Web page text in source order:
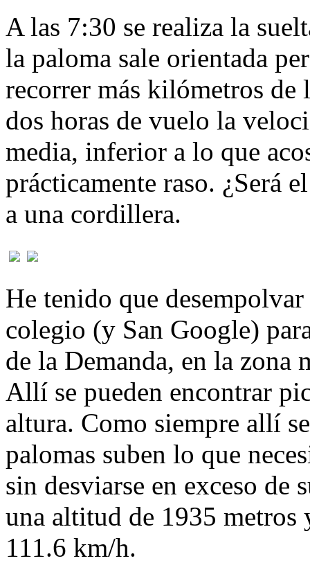
A las 7:30 se realiza la
la paloma sale orientada
recorrer más kilómetros de
dos horas de vuelo la
media, inferior a lo que
prácticamente raso. ¿Será
a una cordillera.
He tenido que
colegio (y San Google)
de la Demanda, en la zona
Allí se pueden encontrar
altura. Como siempre allí
palomas suben lo que
sin desviarse en exceso de
una altitud de 1935 metros
111.6 km/h.